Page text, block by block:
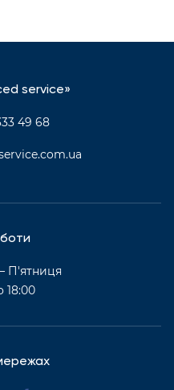
service»
49 68
П'ятниця
18:00